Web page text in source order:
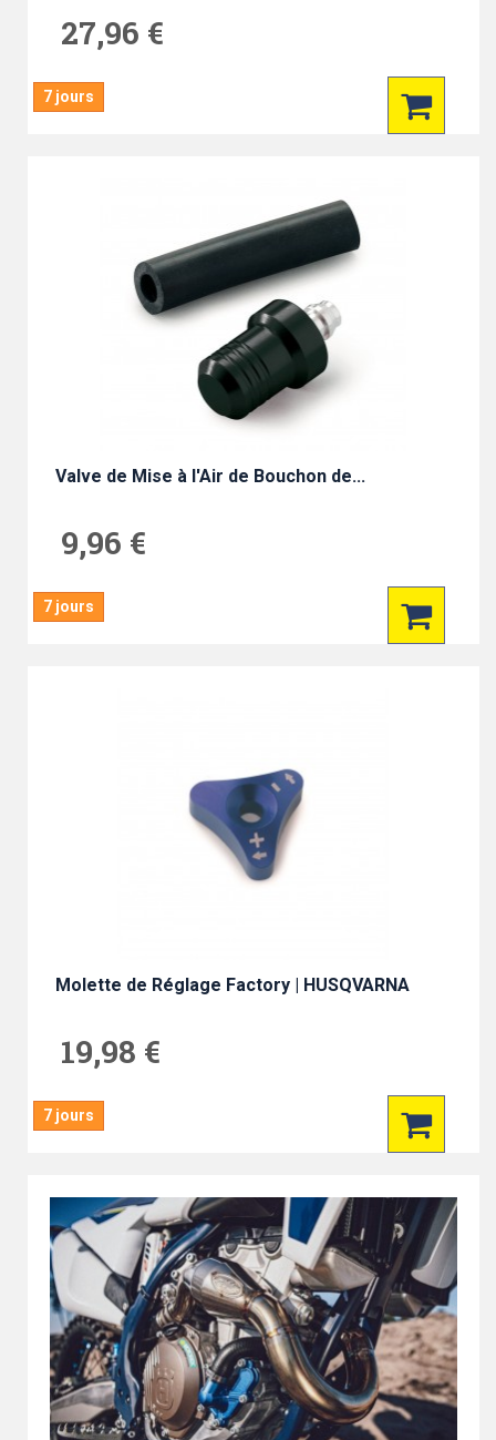
27,96 €
7 jours
Valve de Mise à l'Air de Bouchon de...
9,96 €
7 jours
Molette de Réglage Factory | HUSQVARNA
19,98 €
7 jours